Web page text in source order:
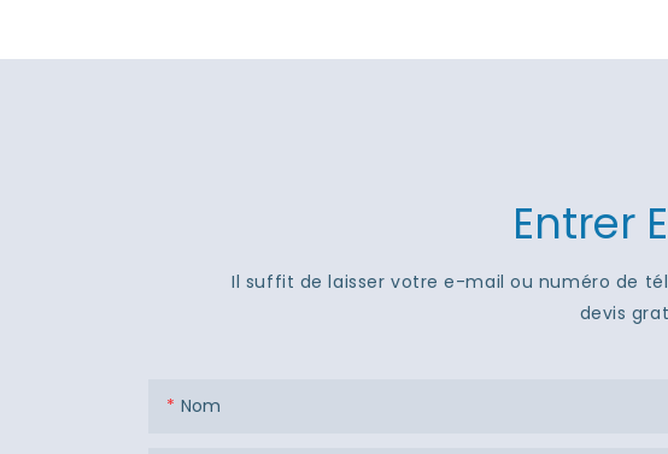
Entrer
Il suffit de laisser votre e-mail ou numéro de
devis
Nom